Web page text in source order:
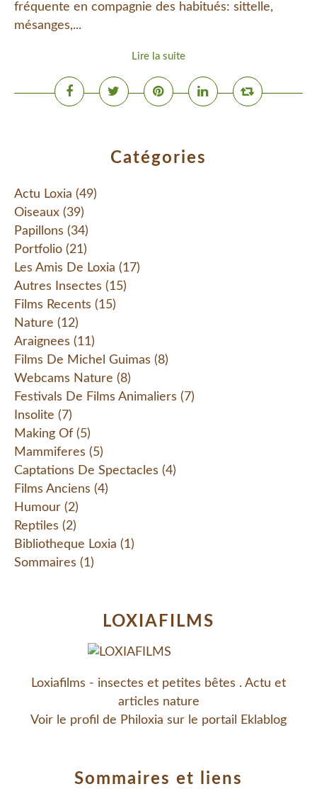
fréquente en compagnie des habitués: sittelle,
mésanges,...
Lire la suite
Catégories
Actu Loxia (49)
Oiseaux (39)
Papillons (34)
Portfolio (21)
Les Amis De Loxia (17)
Autres Insectes (15)
Films Recents (15)
Nature (12)
Araignees (11)
Films De Michel Guimas (8)
Webcams Nature (8)
Festivals De Films Animaliers (7)
Insolite (7)
Making Of (5)
Mammiferes (5)
Captations De Spectacles (4)
Films Anciens (4)
Humour (2)
Reptiles (2)
Bibliotheque Loxia (1)
Sommaires (1)
LOXIAFILMS
Loxiafilms - insectes et petites bêtes . Actu et
articles nature
Voir le profil de Philoxia sur le portail Eklablog
Sommaires et liens